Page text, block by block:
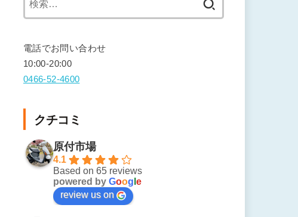
電話でお問い合わせ
10:00-20:00
0466-52-4600
クチコミ
原付市場
4.1
Based on 65 reviews
powered by Goog e
review us on